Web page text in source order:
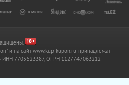
и на сайт www.kupikupon.ru принадлежат
ИНН 7705523387, ОГРН 1127747063212